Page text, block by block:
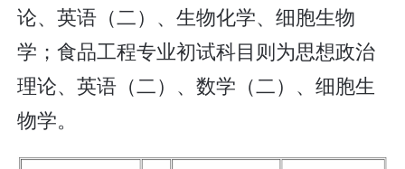
论、英语（二）、生物化学、细胞生物
学；食品工程专业初试科目则为思想政治
理论、英语（二）、数学（二）、细胞生
物学。